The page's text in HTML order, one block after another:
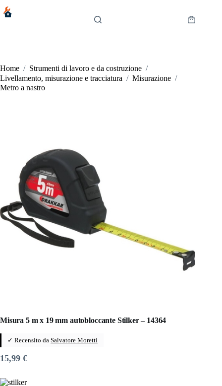
al
Carrello
Home / Strumenti di lavoro e da costruzione /
Livellamento, misurazione e tracciatura / Misurazione /
Metro a nastro
Misura 5 m x 19 mm autobloccante Stilker – 14364
✓ Recensito da Salvatore Moretti
15,99 €